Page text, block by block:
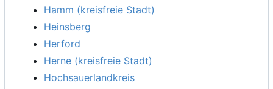
Hamm (kreisfreie Stadt)
Heinsberg
Herford
Herne (kreisfreie Stadt)
Hochsauerlandkreis